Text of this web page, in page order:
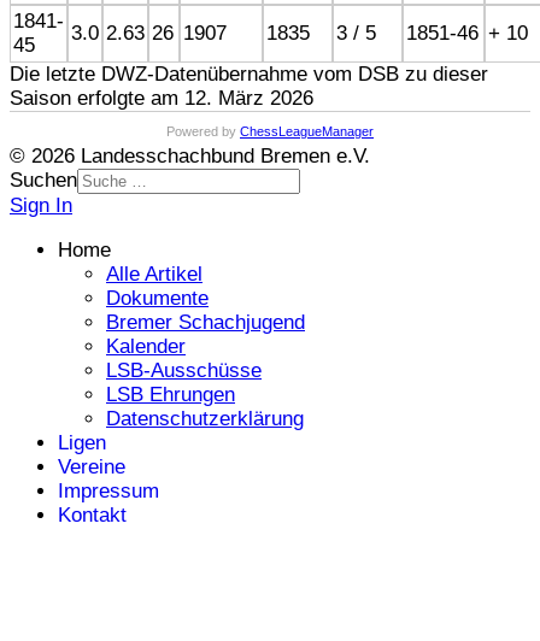
1841-
45
3.0 2.63 26 1907 1835 3 / 5 1851-46 + 10
Die letzte DWZ-Datenübernahme vom DSB zu dieser
Saison erfolgte am 12. März 2026
Powered by ChessLeagueManager
© 2026 Landesschachbund Bremen e.V.
Suchen
Sign In
Home
Alle Artikel
Dokumente
Bremer Schachjugend
Kalender
LSB-Ausschüsse
LSB Ehrungen
Datenschutzerklärung
Ligen
Vereine
Impressum
Kontakt